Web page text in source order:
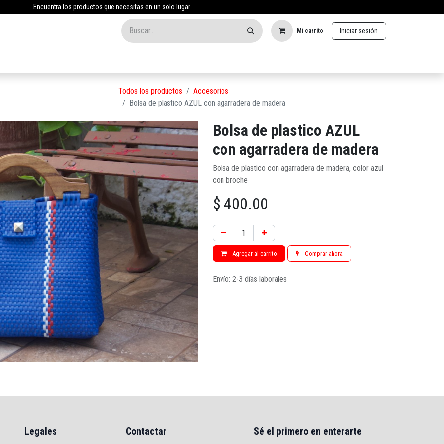
Encuentra los productos que necesitas en un solo lugar
Mi carrito Iniciar sesión
Todos los productos
Accesorios
Bolsa de plastico AZUL con agarradera de madera
Bolsa de plastico AZUL
con agarradera de madera
Bolsa de plastico con agarradera de madera, color azul
con broche
$ 400.00
Agregar al carrito Comprar ahora
Envío: 2-3 días laborales
Sé el primero en enterarte
Contactar
Legales